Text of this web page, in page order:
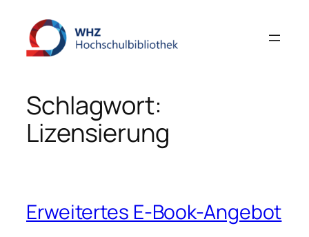
Inhalt
springen
Schlagwort:
Lizensierung
Erweitertes E-Book-Angebot